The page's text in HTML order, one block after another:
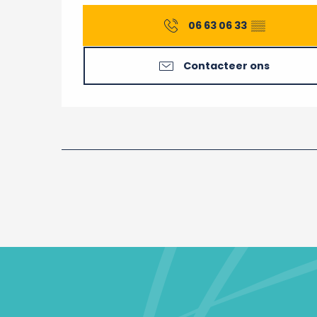
06 63 06 33 ▒▒
Contacteer ons